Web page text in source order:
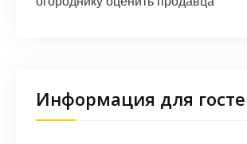
Информация для